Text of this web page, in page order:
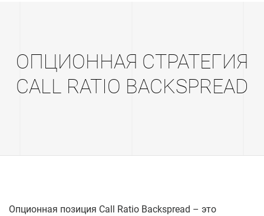
ОПЦИОННАЯ СТРАТЕГИЯ
CALL RATIO BACKSPREAD
Опционная позиция Call Ratio Backspread – это